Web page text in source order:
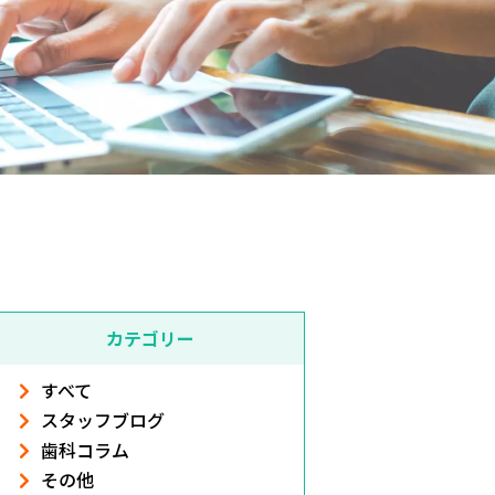
カテゴリー
すべて
スタッフブログ
歯科コラム
その他